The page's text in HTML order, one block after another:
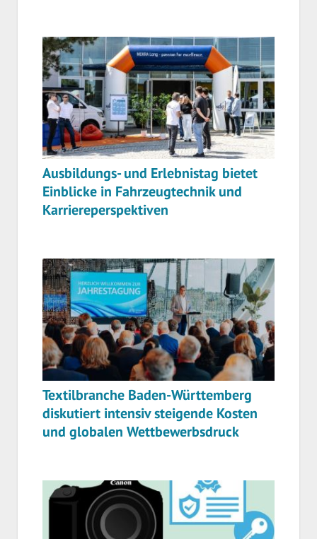
Ausbildungs- und Erlebnistag bietet
Einblicke in Fahrzeugtechnik und
Karriereperspektiven
Textilbranche Baden-Württemberg
diskutiert intensiv steigende Kosten
und globalen Wettbewerbsdruck